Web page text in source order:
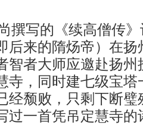
撰写的《续高僧传
后来的隋炀帝）在
智者大师应邀赴扬
寺，同时建七级宝
经颓败，只剩下断
过一首凭吊定慧寺的